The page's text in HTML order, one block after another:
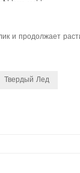
и продолжает
Твердый Лед